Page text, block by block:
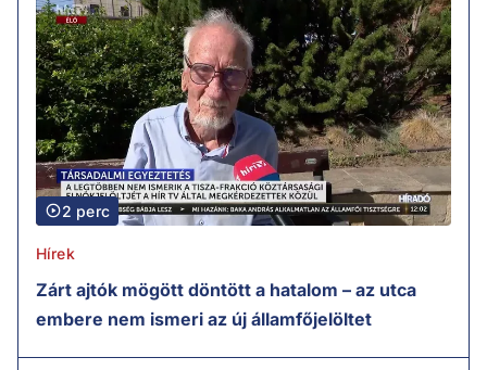
2 perc
Hírek
Zárt ajtók mögött döntött a hatalom – az utca
embere nem ismeri az új államfőjelöltet